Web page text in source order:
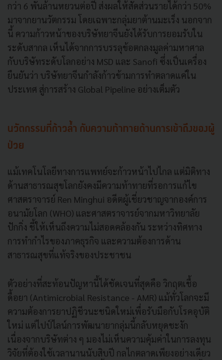
กว่า 6 พันล้านหยวนต่อปี ส่งผลให้สัดส่วนรายได้กว่า 50%
มาจากยานวัตกรรม โดยเฉพาะกลุ่มยาต้านมะเร็ง นอกจาก
นี้ ความก้าวหน้าของบริษัทยาจีนยังได้รับการยอมรับใน
ระดับสากล เห็นได้จากการบรรลุข้อตกลงมูลค่ามหาศาล
กับบริษัทระดับโลกอย่าง MSD และ Sanofi ซึ่งเป็นเครื่อง
ยืนยันว่า บริษัทยาจีนกำลังก้าวข้ามการทำตลาดแค่ใน
ประเทศ สู่การสร้าง Global Pipeline อย่างเต็มตัว
นวัตกรรมที่ก้าวล้ำ กับความท้าทายด้านการเข้าถึงของผู้
ป่วย
แม้เทคโนโลยีทางการแพทย์จะก้าวหน้าไปไกล แต่มิติทาง
ด้านสาธารณสุขโลกยังคงมีความท้าทายที่รอการแก้ไข
ศาสตราจารย์ Ren Minghui อดีตผู้เชี่ยวชาญจากองค์การ
อนามัยโลก (WHO) และศาสตราจารย์จากมหาวิทยาลัย
ปักกิ่ง ชี้ให้เห็นถึงความไม่สอดคล้องกัน ระหว่างทิศทาง
การทำกำไรของภาคธุรกิจ และความต้องการด้าน
สาธารณสุขที่แท้จริงของประชาชน
ตัวอย่างที่สะท้อนปัญหานี้ได้ชัดเจนที่สุดคือ วิกฤตเชื้อ
ดื้อยา (Antimicrobial Resistance - AMR) แม้ทั่วโลกจะมี
ความต้องการยาปฏิชีวนะชนิดใหม่เพื่อรับมือกับโรคอุบัติ
ใหม่ แต่ไปป์ไลน์การพัฒนายากลุ่มนี้กลับหยุดชะงัก
เนื่องจากบริษัทต่าง ๆ มองไม่เห็นความคุ้มค่าในการลงทุน
วิจัยที่ต้องใช้เวลานานนับสิบปี กลไกตลาดเพียงอย่างเดียว